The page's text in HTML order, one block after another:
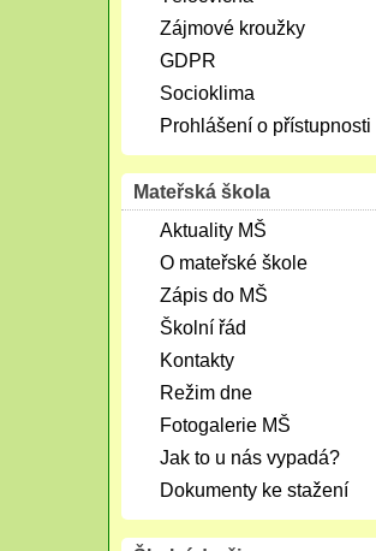
Zájmové kroužky
GDPR
Socioklima
Prohlášení o přístupnosti
Mateřská škola
Aktuality MŠ
O mateřské škole
Zápis do MŠ
Školní řád
Kontakty
Režim dne
Fotogalerie MŠ
Jak to u nás vypadá?
Dokumenty ke stažení